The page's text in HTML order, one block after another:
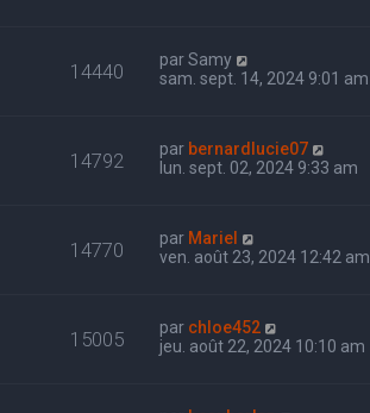
14440 parSamy
sam. sept. 14, 2024 9:01 am
14792 par bernardlucie07
lun. sept. 02, 2024 9:33 am
14770 par Mariel
ven. août 23, 2024 12:42 am
15005 par chloe452
jeu. août 22, 2024 10:10 am